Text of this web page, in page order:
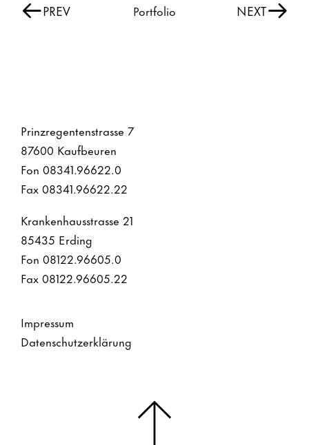
PREV Portfolio NEXT
Prinzregentenstrasse 7
87600 Kaufbeuren
Fon 08341.96622.0
Fax 08341.96622.22
Krankenhausstrasse 21
85435 Erding
Fon 08122.96605.0
Fax 08122.96605.22
Impressum
Datenschutzerklärung